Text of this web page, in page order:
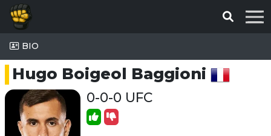
BIO
Hugo Boigeol Baggioni
0-0-0 UFC